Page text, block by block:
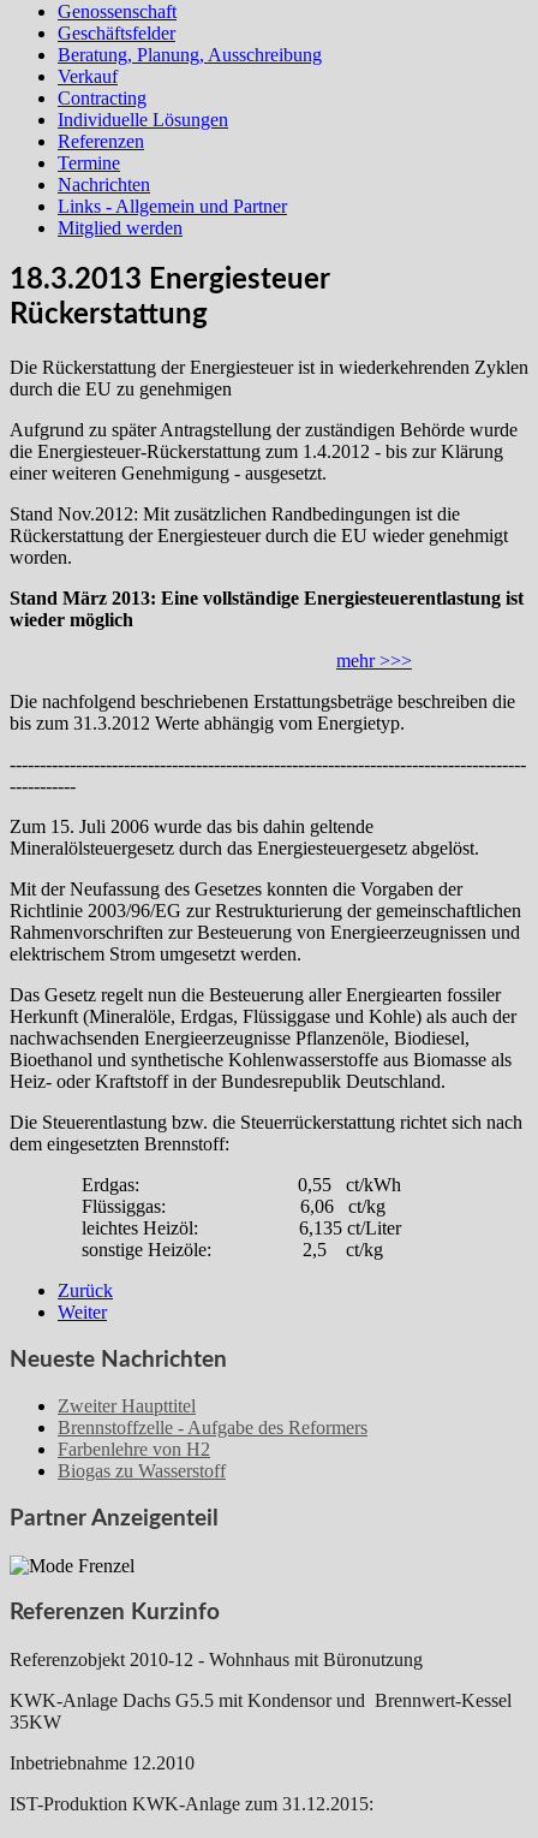
Genossenschaft
Geschäftsfelder
Beratung, Planung, Ausschreibung
Verkauf
Contracting
Individuelle Lösungen
Referenzen
Termine
Nachrichten
Links - Allgemein und Partner
Mitglied werden
18.3.2013 Energiesteuer
Rückerstattung
Die Rückerstattung der Energiesteuer ist in wiederkehrenden Zyklen
durch die EU zu genehmigen
Aufgrund zu später Antragstellung der zuständigen Behörde wurde
die Energiesteuer-Rückerstattung zum 1.4.2012 - bis zur Klärung
einer weiteren Genehmigung - ausgesetzt.
Stand Nov.2012: Mit zusätzlichen Randbedingungen ist die
Rückerstattung der Energiesteuer durch die EU wieder genehmigt
worden.
Stand März 2013: Eine vollständige Energiesteuerentlastung ist
wieder möglich
mehr >>>
Die nachfolgend beschriebenen Erstattungsbeträge beschreiben die
bis zum 31.3.2012 Werte abhängig vom Energietyp.
--------------------------------------------------------------------------------------
-----------
Zum 15. Juli 2006 wurde das bis dahin geltende
Mineralölsteuergesetz durch das Energiesteuergesetz abgelöst.
Mit der Neufassung des Gesetzes konnten die Vorgaben der
Richtlinie 2003/96/EG zur Restrukturierung der gemeinschaftlichen
Rahmenvorschriften zur Besteuerung von Energieerzeugnissen und
elektrischem Strom umgesetzt werden.
Das Gesetz regelt nun die Besteuerung aller Energiearten fossiler
Herkunft (Mineralöle, Erdgas, Flüssiggase und Kohle) als auch der
nachwachsenden Energieerzeugnisse Pflanzenöle, Biodiesel,
Bioethanol und synthetische Kohlenwasserstoffe aus Biomasse als
Heiz- oder Kraftstoff in der Bundesrepublik Deutschland.
Die Steuerentlastung bzw. die Steuerrückerstattung richtet sich nach
dem eingesetzten Brennstoff:
Erdgas: 0,55 ct/kWh
Flüssiggas: 6,06 ct/kg
leichtes Heizöl: 6,135 ct/Liter
sonstige Heizöle: 2,5 ct/kg
Zurück
Weiter
Neueste Nachrichten
Zweiter Haupttitel
Brennstoffzelle - Aufgabe des Reformers
Farbenlehre von H2
Biogas zu Wasserstoff
Partner Anzeigenteil
Referenzen Kurzinfo
Referenzobjekt 2010-12 - Wohnhaus mit Büronutzung
KWK-Anlage Dachs G5.5 mit Kondensor und Brennwert-Kessel
35KW
Inbetriebnahme 12.2010
IST-Produktion KWK-Anlage zum 31.12.2015: